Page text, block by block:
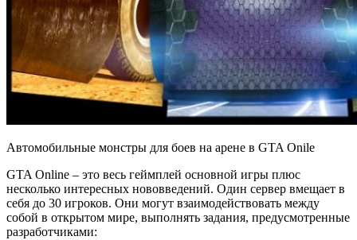
Автомобильные монстры для боев на арене в GTA Onile
GTA Online – это весь геймплей основной игры плюс
несколько интересных нововведений. Один сервер вмещает в
себя до 30 игроков. Они могут взаимодействовать между
собой в открытом мире, выполнять задания, предусмотренные
разработчиками: